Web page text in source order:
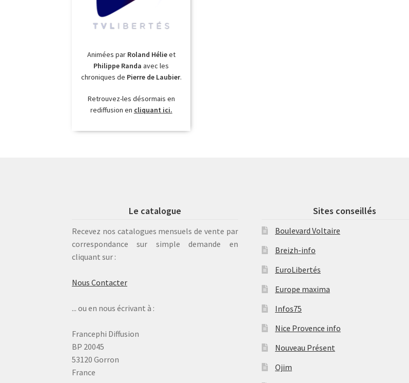
Animées par Roland Hélieet
Philippe Randa avec les
chroniques de Pierre de Laubier.
Retrouvez-les désormais en
rediffusion en cliquant ici.
Le catalogue
Recevez nos catalogues mensuels de vente par
correspondance sur simple demande en
cliquant sur :
Nous Contacter
... ou en nous écrivant à :
Francephi Diffusion
BP 20045
53120 Gorron
France
Sites conseillés
Boulevard Voltaire
Breizh-info
EuroLibertés
Europe maxima
Infos75
Nice Provence info
Nouveau Présent
Ojim